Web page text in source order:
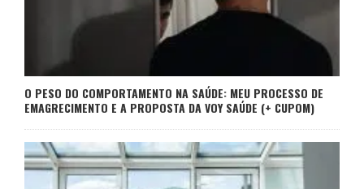
O PESO DO COMPORTAMENTO NA SAÚDE: MEU PROCESSO DE
EMAGRECIMENTO E A PROPOSTA DA VOY SAÚDE (+ CUPOM)